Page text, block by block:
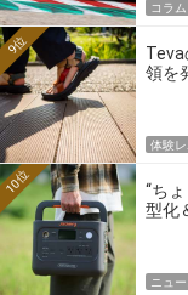
コラム
Teva
領を
9位
体験レ
“ち
型化
10位
ニュー